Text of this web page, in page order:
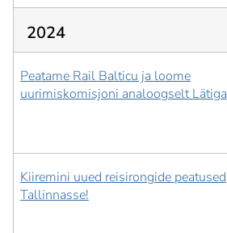
2024
Peatame Rail Balticu ja loome
uurimiskomisjoni analoogselt Lätiga
Kiiremini uued reisirongide peatused
Tallinnasse!